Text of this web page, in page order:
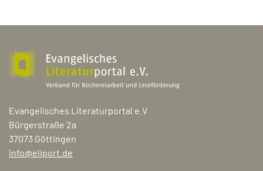
Evangelisches Literaturportal e.V
Bürgerstraße 2a
37073 Göttingen
info@eliport.de